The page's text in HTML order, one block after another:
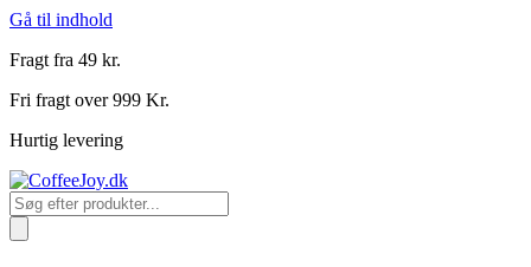
Gå til indhold
Fragt fra 49 kr.
Fri fragt over 999 Kr.
Hurtig levering
Products
search